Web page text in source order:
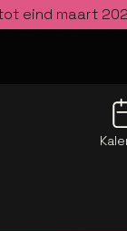
eind maart